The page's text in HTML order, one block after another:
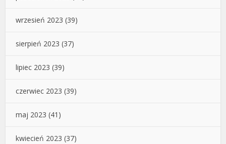
wrzesień 2023 (39)
sierpień 2023 (37)
lipiec 2023 (39)
czerwiec 2023 (39)
maj 2023 (41)
kwiecień 2023 (37)